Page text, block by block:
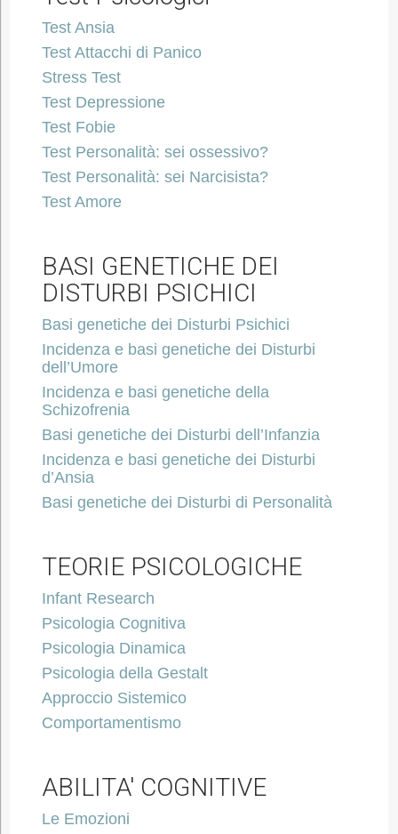
Test Ansia
Test Attacchi di Panico
Stress Test
Test Depressione
Test Fobie
Test Personalità: sei ossessivo?
Test Personalità: sei Narcisista?
Test Amore
BASI GENETICHE DEI
DISTURBI PSICHICI
Basi genetiche dei Disturbi Psichici
Incidenza e basi genetiche dei Disturbi
dell’Umore
Incidenza e basi genetiche della
Schizofrenia
Basi genetiche dei Disturbi dell’Infanzia
Incidenza e basi genetiche dei Disturbi
d’Ansia
Basi genetiche dei Disturbi di Personalità
TEORIE PSICOLOGICHE
Infant Research
Psicologia Cognitiva
Psicologia Dinamica
Psicologia della Gestalt
Approccio Sistemico
Comportamentismo
ABILITA' COGNITIVE
Le Emozioni